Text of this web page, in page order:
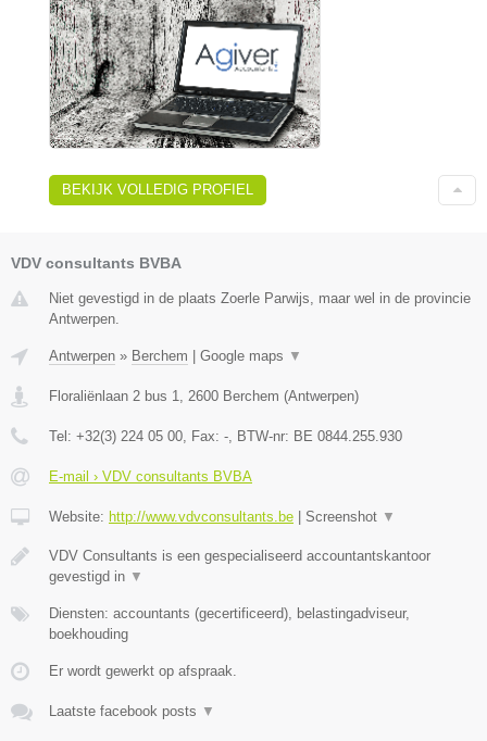
BEKIJK VOLLEDIG PROFIEL
VDV consultants BVBA
Niet gevestigd in de plaats Zoerle Parwijs, maar wel in de provincie
Antwerpen.
Antwerpen » Berchem | Google maps ▼
Floraliënlaan 2 bus 1 2600 Berchem (Antwerpen)
Tel: +32(3) 224 05 00 , Fax: - , BTW-nr: BE 0844.255.930
E-mail › VDV consultants BVBA
Website: http://www.vdvconsultants.be | Screenshot ▼
VDV Consultants is een gespecialiseerd accountantskantoor
gevestigd in ▼
Diensten: accountants (gecertificeerd), belastingadviseur,
boekhouding
Er wordt gewerkt op afspraak.
Laatste facebook posts ▼